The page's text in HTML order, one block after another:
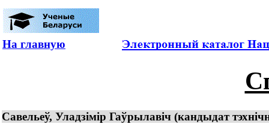
На главную
Савельеў, Уладзімір Гаўрылавіч (кандыдат